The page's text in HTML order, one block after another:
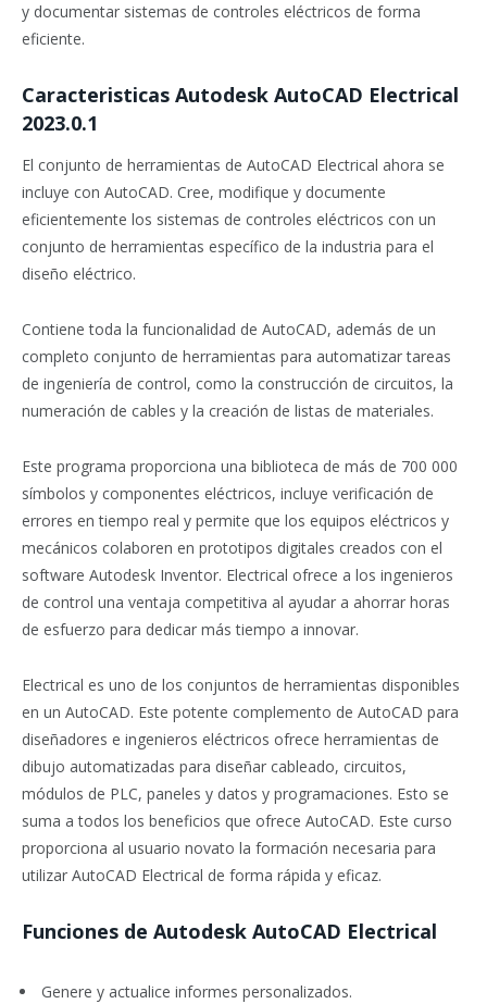
y documentar sistemas de controles eléctricos de forma
eficiente.
Caracteristicas Autodesk AutoCAD Electrical
2023.0.1
El conjunto de herramientas de AutoCAD Electrical ahora se
incluye con AutoCAD. Cree, modifique y documente
eficientemente los sistemas de controles eléctricos con un
conjunto de herramientas específico de la industria para el
diseño eléctrico.
Contiene toda la funcionalidad de AutoCAD, además de un
completo conjunto de herramientas para automatizar tareas
de ingeniería de control, como la construcción de circuitos, la
numeración de cables y la creación de listas de materiales.
Este programa proporciona una biblioteca de más de 700 000
símbolos y componentes eléctricos, incluye verificación de
errores en tiempo real y permite que los equipos eléctricos y
mecánicos colaboren en prototipos digitales creados con el
software Autodesk Inventor. Electrical ofrece a los ingenieros
de control una ventaja competitiva al ayudar a ahorrar horas
de esfuerzo para dedicar más tiempo a innovar.
Electrical es uno de los conjuntos de herramientas disponibles
en un AutoCAD. Este potente complemento de AutoCAD para
diseñadores e ingenieros eléctricos ofrece herramientas de
dibujo automatizadas para diseñar cableado, circuitos,
módulos de PLC, paneles y datos y programaciones. Esto se
suma a todos los beneficios que ofrece AutoCAD. Este curso
proporciona al usuario novato la formación necesaria para
utilizar AutoCAD Electrical de forma rápida y eficaz.
Funciones de Autodesk AutoCAD Electrical
Genere y actualice informes personalizados.